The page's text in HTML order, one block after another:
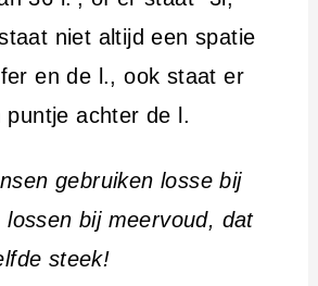
niet altijd een spatie
en de l., ook staat er
puntje achter de l.
gebruiken losse bij
lossen bij meervoud, dat
steek!